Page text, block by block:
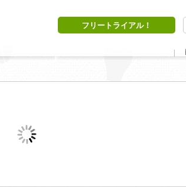
フリートライアル！